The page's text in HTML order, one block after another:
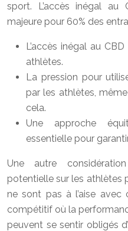
sport. L’accès inégal au
majeure pour 60% des
L’accès inégal au
athlètes.
La pression pour
par les athlètes,
cela.
Une approche
essentielle pour
Une autre
potentielle sur les athlètes
ne sont pas à l’aise avec
compétitif où la
peuvent se sentir obligés